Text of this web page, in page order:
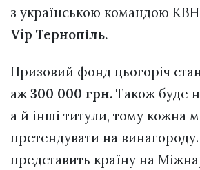
з українською командою КВН
Vip Тернопіль.
Призовий фонд цьогоріч
аж300 000 грн. Також буде
а й інші титули, тому кожна
претендувати на
представить країну на